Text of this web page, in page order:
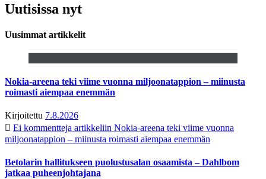
Uutisissa nyt
Uusimmat artikkelit
Nokia-areena teki viime vuonna miljoonatappion – miinusta
roimasti aiempaa enemmän
Kirjoitettu 7.8.2026
Ei kommentteja artikkeliin Nokia-areena teki viime vuonna
miljoonatappion – miinusta roimasti aiempaa enemmän
Betolarin hallitukseen puolustusalan osaamista – Dahlbom
jatkaa puheenjohtajana